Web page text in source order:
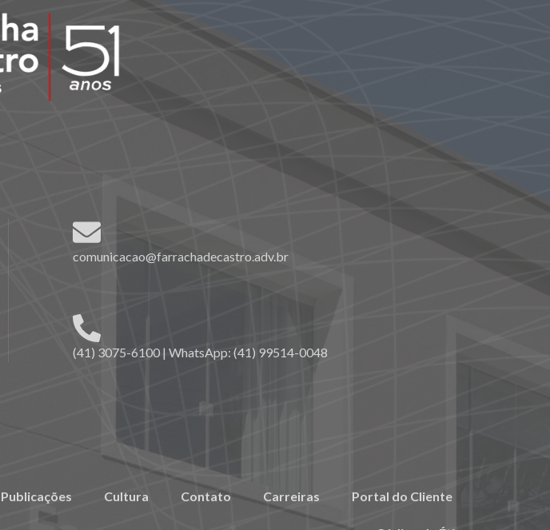
comunicacao@farrachadecastro.adv.br
(41) 3075-6100 | WhatsApp: (41) 99514-0048
Publicações Cultura Contato Carreiras Portal do Cliente